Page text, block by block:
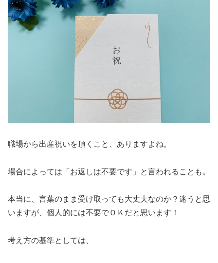
職場から出産祝いを頂くこと、ありますよね。
場合によっては「お返しは不要です」と言われることも。
本当に、言葉のまま受け取っても大丈夫なのか？迷うと思
いますが、個人的には不要でＯＫだと思います！
考え方の基準としては、